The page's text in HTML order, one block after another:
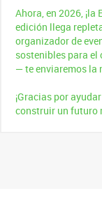
Ahora, en 2026, ¡la
edición llega
organizador de
sostenibles para
— te enviaremos la
¡Gracias por
construir un futuro